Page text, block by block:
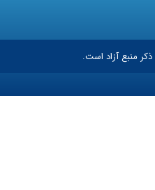
منبع آزاد است.